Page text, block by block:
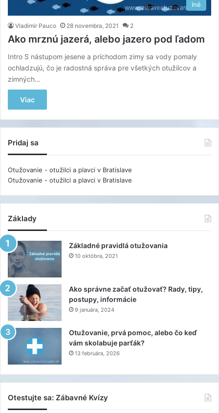
Iné
Vladimir Pauco 28 novembra, 2021 2
Ako mrznú jazerá, alebo jazero pod ľadom
Intro S nástupom jesene a príchodom zimy sa vody pomaly
ochladzujú, čo je radostná správa pre všetkých otužilcov a
zimných…
Viac
Pridaj sa
Otužovanie - otužilci a plavci v Bratislave
Otužovanie - otužilci a plavci v Bratislave
Základy
Základné pravidlá otužovania
10 októbra, 2021
Ako správne začať otužovať? Rady, tipy,
postupy, informácie
9 januára, 2024
Otužovanie, prvá pomoc, alebo čo keď
vám skolabuje parťák?
13 februára, 2026
Otestujte sa: Zábavné Kvízy